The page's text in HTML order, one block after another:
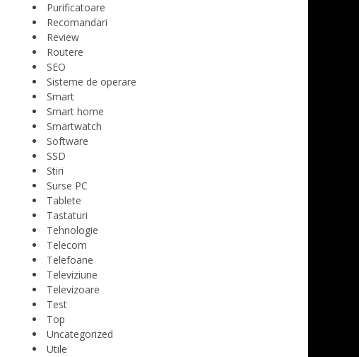
Purificatoare
Recomandari
Review
Routere
SEO
Sisteme de operare
Smart
Smart home
Smartwatch
Software
SSD
Stiri
Surse PC
Tablete
Tastaturi
Tehnologie
Telecom
Telefoane
Televiziune
Televizoare
Test
Top
Uncategorized
Utile